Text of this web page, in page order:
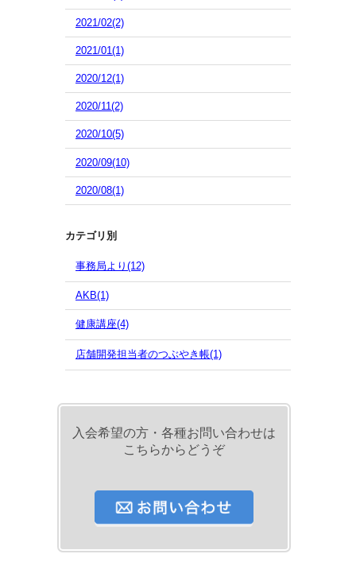
2021/02(2)
2021/01(1)
2020/12(1)
2020/11(2)
2020/10(5)
2020/09(10)
2020/08(1)
カテゴリ別
事務局より(12)
AKB(1)
健康講座(4)
店舗開発担当者のつぶやき帳(1)
入会希望の方・各種お問い合わせは
こちらからどうぞ